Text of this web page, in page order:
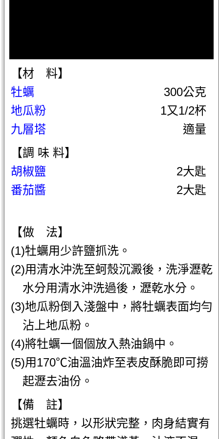
【材 料】
牡蠣
300公克
地瓜粉
1又1/2杯
九層塔
適量
【調 味 料】
胡椒鹽
2大匙
番茄醬
2大匙
【做 法】
(1)牡蠣用少許鹽抓洗。
(2)用清水沖洗至蚵殼沉澱後，洗淨瀝乾
水分用清水沖洗過後，瀝乾水分。
(3)地瓜粉倒入淺盤中，將牡蠣表面均勻
沾上地瓜粉。
(4)將牡蠣一個個放入熱油鍋中。
(5)用170℃油溫油炸至表皮酥脆即可撈
起瀝去油份。
【備 註】
挑選牡蠣時，以形狀完整，肉身結實有